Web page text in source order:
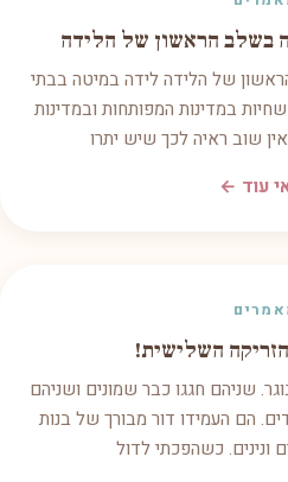
בשלב הראשון של הלידה
של הלידה לידה במיטה בבתי
במדינות המפותחות ובמדינות
שוב ראיה לכך שיש יתרו
עוד ←
השלישית!
שניהם חגגו כבר שמונים ושניהם
הם העמידו דור מבורך של בנות
ונינים. כשהפכתי לדול